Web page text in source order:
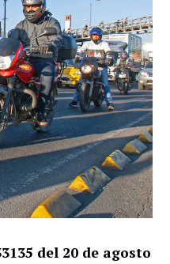
del 20 de agosto